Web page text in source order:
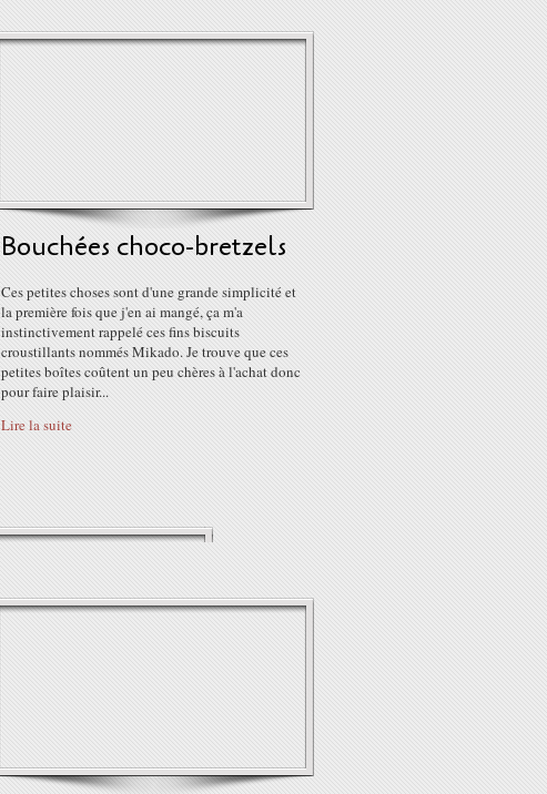
Bouchées choco-bretzels
Ces petites choses sont d'une grande simplicité et
la première fois que j'en ai mangé, ça m'a
instinctivement rappelé ces fins biscuits
croustillants nommés Mikado. Je trouve que ces
petites boîtes coûtent un peu chères à l'achat donc
pour faire plaisir...
Lire la suite